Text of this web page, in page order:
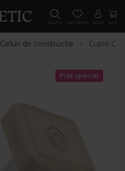
CAUTA FAVORITE CONT COS
Geluri de constructie Cupio
Pret special